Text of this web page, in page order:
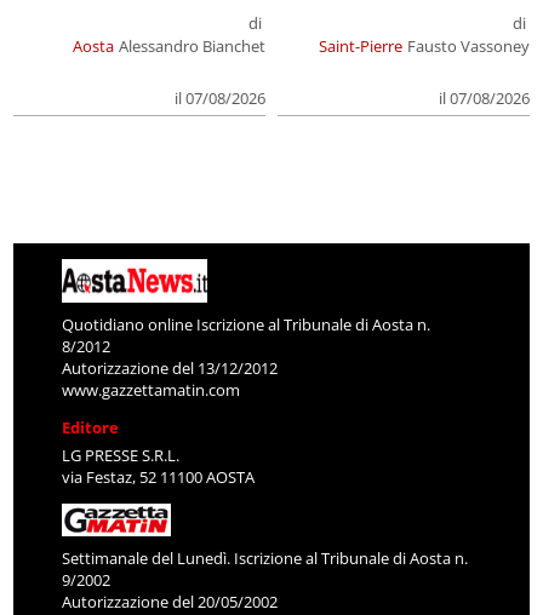
Aosta
di
Alessandro Bianchet
il 07/08/2026
Saint-Pierre
di
Fausto Vassoney
il 07/08/2026
Quotidiano online Iscrizione al Tribunale di Aosta n.
8/2012
Autorizzazione del 13/12/2012
www.gazzettamatin.com
Editore
LG PRESSE S.R.L.
via Festaz, 52 11100 AOSTA
Settimanale del Lunedì. Iscrizione al Tribunale di Aosta n.
9/2002
Autorizzazione del 20/05/2002